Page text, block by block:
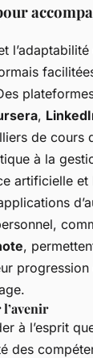
l’adaptabilité
,
de cours
à la
artificielle et
,
progression
à l’esprit
des